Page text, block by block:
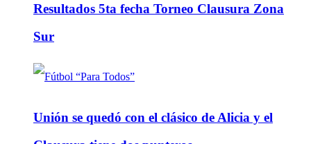
Resultados 5ta fecha Torneo Clausura Zona
Sur
Unión se quedó con el clásico de Alicia y el